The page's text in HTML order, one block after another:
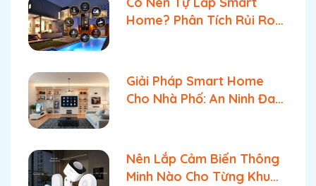
Home? Phân Tích Rủi Ro
Giải Pháp Smart Home
Cho Nhà Phố: An Ninh Đa
Nên Lắp Cảm Biến Thông
Minh Nào Cho Từng Khu